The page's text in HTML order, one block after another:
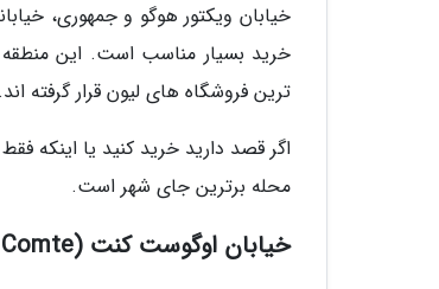
خیابان ویکتور هوگو و جمهوری،
خرید بسیار مناسب است. این منطقه
ترین فروشگاه های لیون قرار گرفته
اگر قصد دارید خرید کنید یا اینکه
محله برترین جای شهر است.
خیابان اوگوست کنت (Auguste Comte)